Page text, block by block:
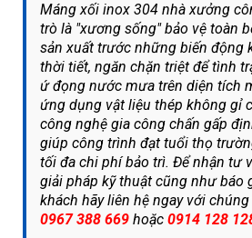
Máng xối inox 304 nhà xưởng
trò là "xương sống" bảo vệ toàn
sản xuất trước những biến động
thời tiết, ngăn chặn triệt để tình
ứ đọng nước mưa trên diện tích
ứng dụng vật liệu thép không gỉ
công nghệ gia công chấn gấp
giúp công trình đạt tuổi thọ
tối đa chi phí bảo trì. Để nhận tư
giải pháp kỹ thuật cũng như báo
khách hãy liên hệ ngay với
0967 388 669 hoặc 0914 128